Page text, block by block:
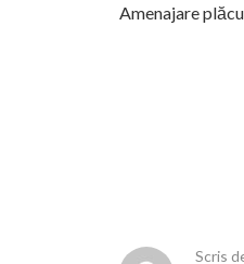
Amenajare
Scris